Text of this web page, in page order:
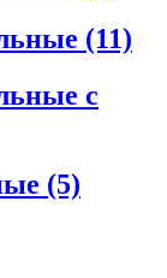
(11)
с
(5)